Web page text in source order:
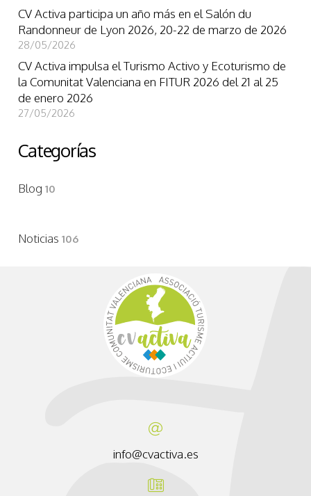
CV Activa participa un año más en el Salón du
Randonneur de Lyon 2026, 20-22 de marzo de 2026
28/05/2026
CV Activa impulsa el Turismo Activo y Ecoturismo de
la Comunitat Valenciana en FITUR 2026 del 21 al 25
de enero 2026
27/05/2026
Categorías
Blog 10
Noticias 106
info@cvactiva.es